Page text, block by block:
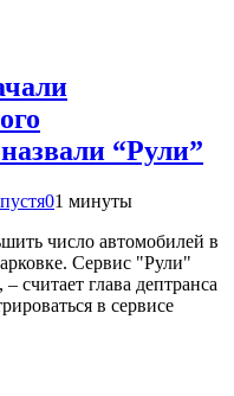
“Рули”
01 минуты
число автомобилей в
Сервис "Рули"
считает глава дептранса
в сервисе